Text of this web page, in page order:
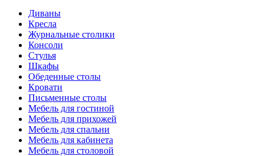
Диваны
Кресла
Журнальные столики
Консоли
Стулья
Шкафы
Обеденные столы
Кровати
Письменные столы
Мебель для гостиной
Мебель для прихожей
Мебель для спальни
Мебель для кабинета
Мебель для столовой